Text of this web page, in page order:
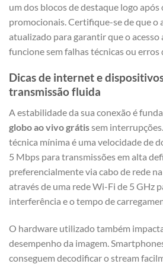
um dos blocos de destaque logo após
promocionais. Certifique-se de que o
atualizado para garantir que o
funcione sem falhas técnicas ou erros
Dicas de internet e
transmissão fluida
A estabilidade da sua conexão é
globo ao vivo grátissem
técnica mínima é uma velocidade de
5 Mbps para transmissões em alta
preferencialmente via cabo de rede
através de uma rede Wi-Fi de 5 GHz
interferência e o tempo de
O hardware utilizado também
desempenho da imagem.
conseguem decodificar o stream